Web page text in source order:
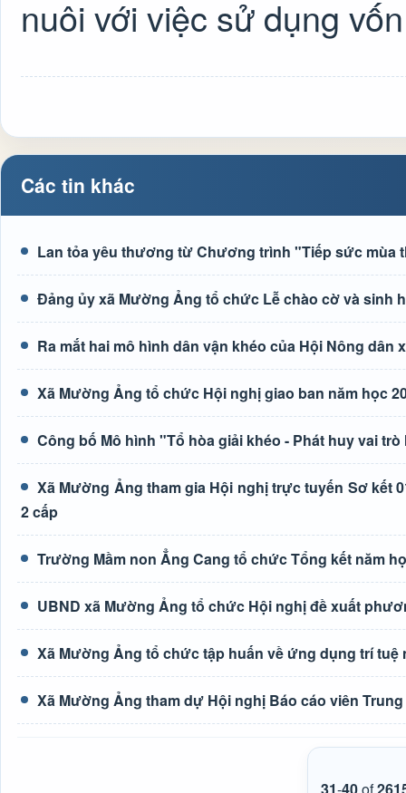
nuôi với việc sử dụng
Các tin khác
Lan tỏa yêu thương từ Chương trình "Tiếp sức mùa
Đảng ủy xã Mường Ảng tổ chức Lễ chào cờ và sinh
Ra mắt hai mô hình dân vận khéo của Hội Nông dân
Xã Mường Ảng tổ chức Hội nghị giao ban năm học
Công bố Mô hình "Tổ hòa giải khéo - Phát huy vai
Xã Mường Ảng tham gia Hội nghị trực tuyến Sơ kết
2 cấp
Trường Mầm non Ẳng Cang tổ chức Tổng kết năm
UBND xã Mường Ảng tổ chức Hội nghị đề xuất
Xã Mường Ảng tổ chức tập huấn về ứng dụng trí tuệ
Xã Mường Ảng tham dự Hội nghị Báo cáo viên